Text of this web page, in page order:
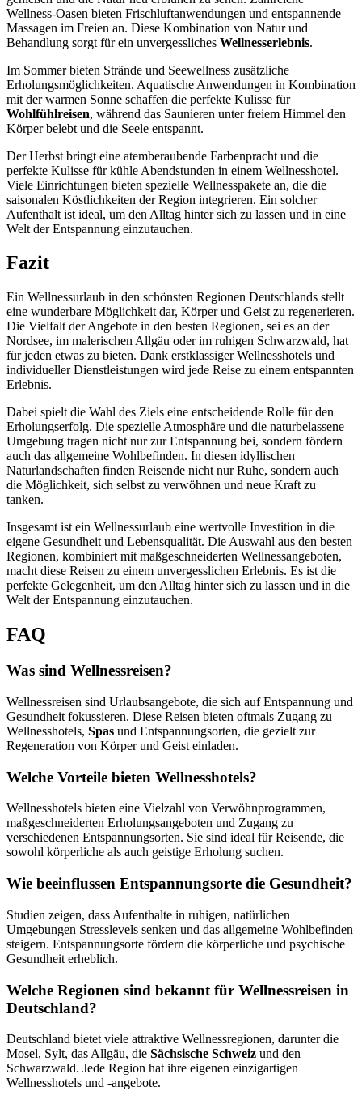
Wellness-Oasen bieten Frischluftanwendungen und entspannende
Massagen im Freien an. Diese Kombination von Natur und
Behandlung sorgt für ein unvergessliches Wellnesserlebnis.
Im Sommer bieten Strände und Seewellness zusätzliche
Erholungsmöglichkeiten. Aquatische Anwendungen in Kombination
mit der warmen Sonne schaffen die perfekte Kulisse für
Wohlfühlreisen, während das Saunieren unter freiem Himmel den
Körper belebt und die Seele entspannt.
Der Herbst bringt eine atemberaubende Farbenpracht und die
perfekte Kulisse für kühle Abendstunden in einem Wellnesshotel.
Viele Einrichtungen bieten spezielle Wellnesspakete an, die die
saisonalen Köstlichkeiten der Region integrieren. Ein solcher
Aufenthalt ist ideal, um den Alltag hinter sich zu lassen und in eine
Welt der Entspannung einzutauchen.
Fazit
Ein Wellnessurlaub in den schönsten Regionen Deutschlands stellt
eine wunderbare Möglichkeit dar, Körper und Geist zu regenerieren.
Die Vielfalt der Angebote in den besten Regionen, sei es an der
Nordsee, im malerischen Allgäu oder im ruhigen Schwarzwald, hat
für jeden etwas zu bieten. Dank erstklassiger Wellnesshotels und
individueller Dienstleistungen wird jede Reise zu einem entspannten
Erlebnis.
Dabei spielt die Wahl des Ziels eine entscheidende Rolle für den
Erholungserfolg. Die spezielle Atmosphäre und die naturbelassene
Umgebung tragen nicht nur zur Entspannung bei, sondern fördern
auch das allgemeine Wohlbefinden. In diesen idyllischen
Naturlandschaften finden Reisende nicht nur Ruhe, sondern auch
die Möglichkeit, sich selbst zu verwöhnen und neue Kraft zu
tanken.
Insgesamt ist ein Wellnessurlaub eine wertvolle Investition in die
eigene Gesundheit und Lebensqualität. Die Auswahl aus den besten
Regionen, kombiniert mit maßgeschneiderten Wellnessangeboten,
macht diese Reisen zu einem unvergesslichen Erlebnis. Es ist die
perfekte Gelegenheit, um den Alltag hinter sich zu lassen und in die
Welt der Entspannung einzutauchen.
FAQ
Was sind Wellnessreisen?
Wellnessreisen sind Urlaubsangebote, die sich auf Entspannung und
Gesundheit fokussieren. Diese Reisen bieten oftmals Zugang zu
Wellnesshotels, Spas und Entspannungsorten, die gezielt zur
Regeneration von Körper und Geist einladen.
Welche Vorteile bieten Wellnesshotels?
Wellnesshotels bieten eine Vielzahl von Verwöhnprogrammen,
maßgeschneiderten Erholungsangeboten und Zugang zu
verschiedenen Entspannungsorten. Sie sind ideal für Reisende, die
sowohl körperliche als auch geistige Erholung suchen.
Wie beeinflussen Entspannungsorte die Gesundheit?
Studien zeigen, dass Aufenthalte in ruhigen, natürlichen
Umgebungen Stresslevels senken und das allgemeine Wohlbefinden
steigern. Entspannungsorte fördern die körperliche und psychische
Gesundheit erheblich.
Welche Regionen sind bekannt für Wellnessreisen in
Deutschland?
Deutschland bietet viele attraktive Wellnessregionen, darunter die
Mosel, Sylt, das Allgäu, die Sächsische Schweiz und den
Schwarzwald. Jede Region hat ihre eigenen einzigartigen
Wellnesshotels und -angebote.